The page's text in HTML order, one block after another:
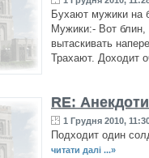
Бухают мужики на
Мужики:- Вот блин,
вытаскивать
Трахают. Доходит
RE: Анекдоти
1 Грудня 2010,
Подходит один
читати далі ...»